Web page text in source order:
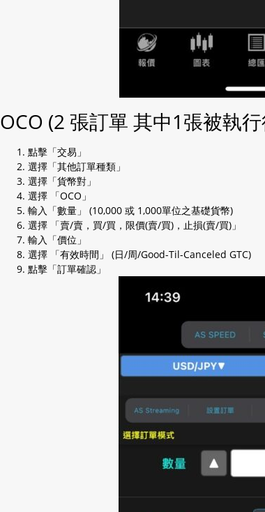
OCO (2 張訂單 其中1張被執
點擊「交易」
選擇「其他訂單種類」
選擇「貨幣對」
選擇 「OCO」
輸入「數量」 (10,000 或 1,000單位之基礎貨幣)
選擇 「賣/賣，買/買，限價(賣/買)，止損(賣/買)」
輸入「價位」
選擇 「有效時間」 (日/周/Good-Til-Canceled GTC)
點擊「訂單確認」